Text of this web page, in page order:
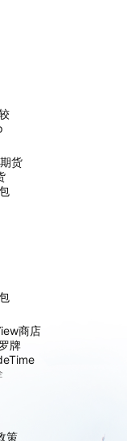
货
商店
牌
策